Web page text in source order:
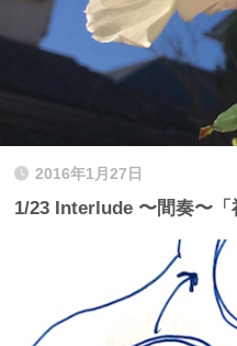
2016年1月27日
1/23 Interlude 〜間奏〜